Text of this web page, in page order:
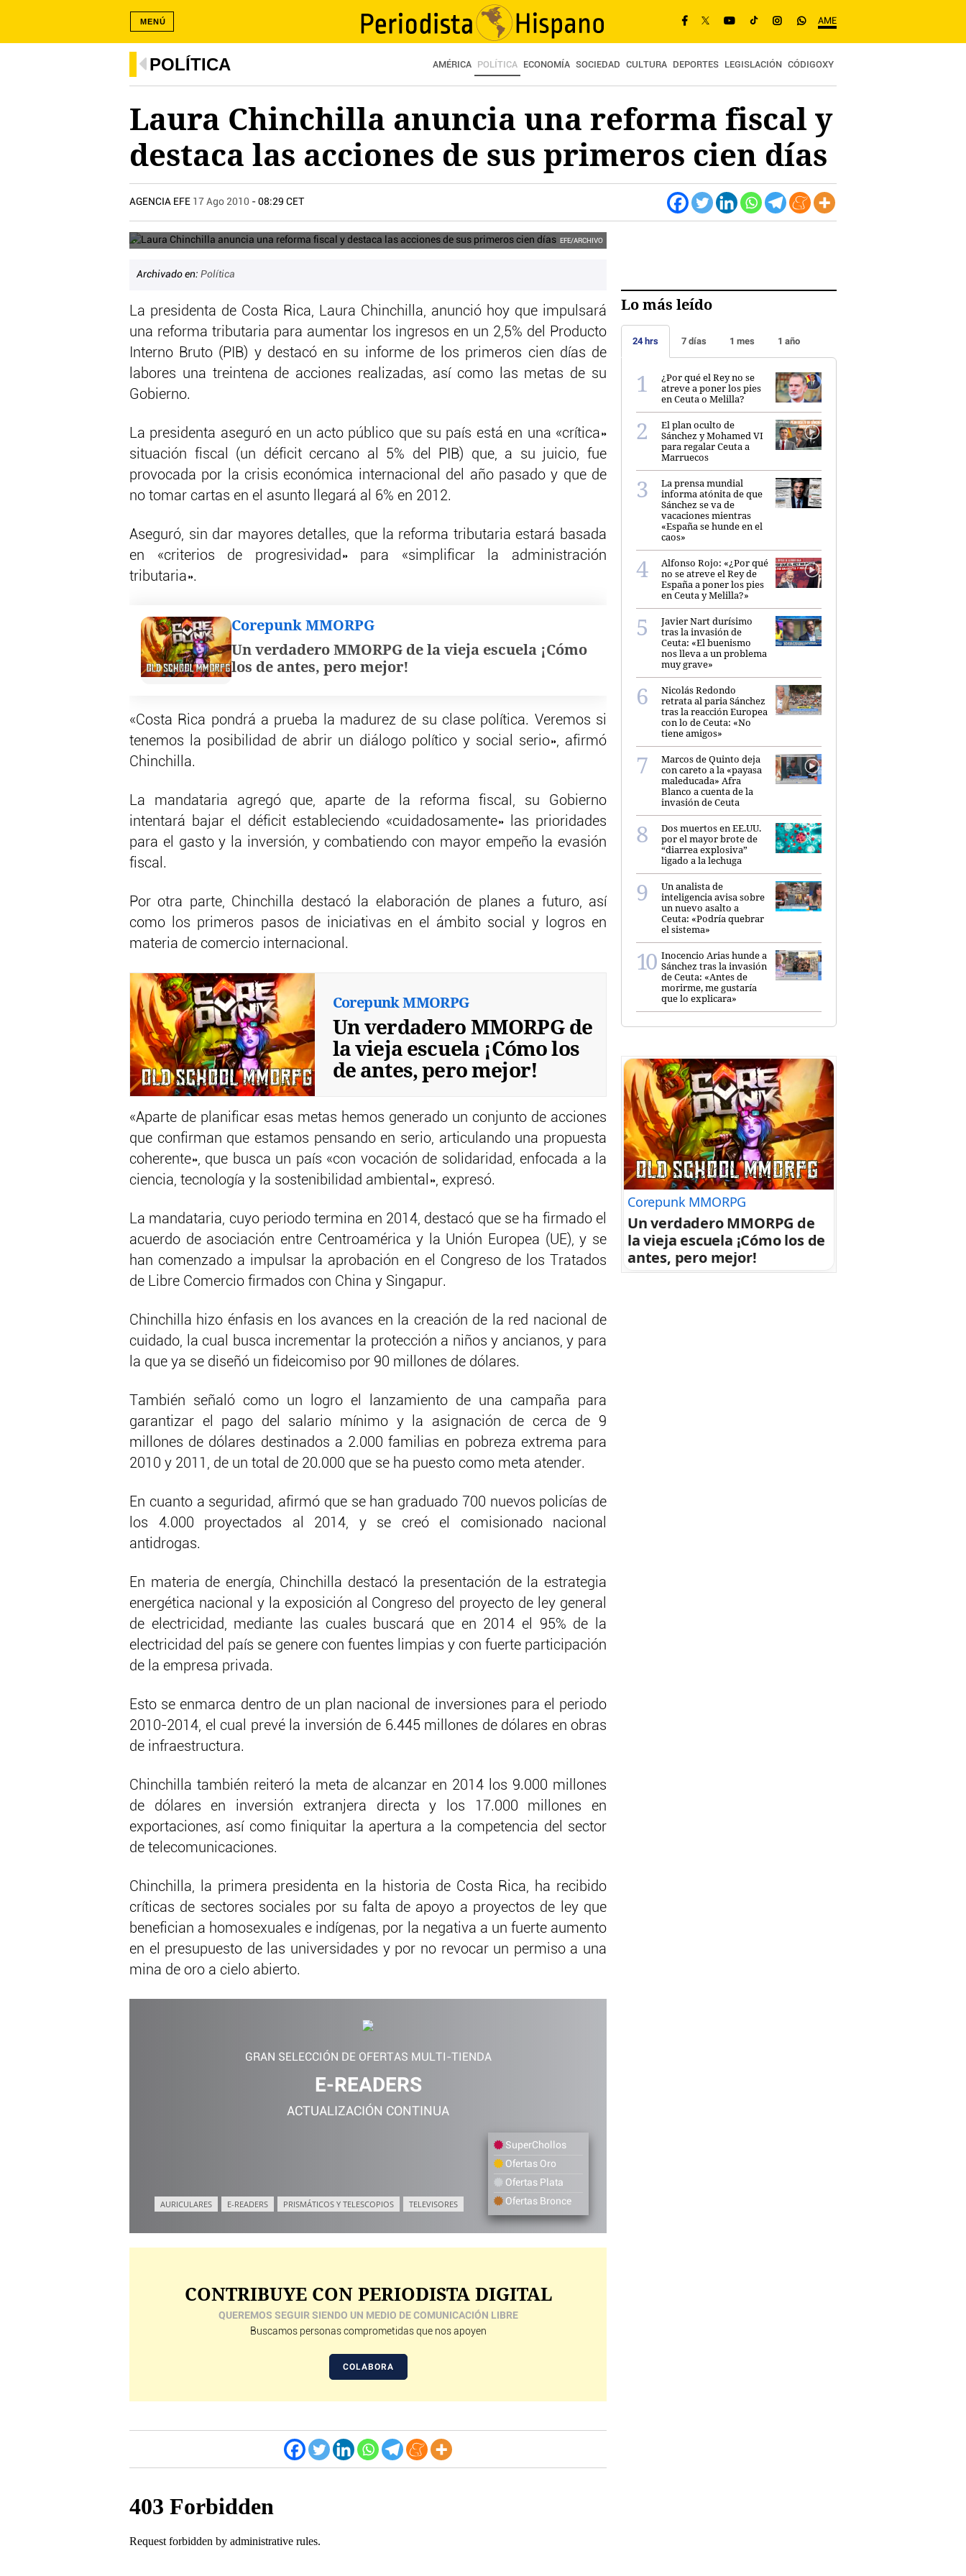
AME
MENÚ
POLÍTICA AMÉRICA POLÍTICA ECONOMÍA SOCIEDAD CULTURA DEPORTES LEGISLACIÓN CÓDIGOXY
Laura Chinchilla anuncia una reforma fiscal y
destaca las acciones de sus primeros cien días
AGENCIA EFE 17 Ago 2010 - 08:29 CET
. EFE/ARCHIVO
Archivado en: Política
La presidenta de Costa Rica, Laura Chinchilla, anunció hoy que impulsará
una reforma tributaria para aumentar los ingresos en un 2,5% del Producto
Interno Bruto (PIB) y destacó en su informe de los primeros cien días de
labores una treintena de acciones realizadas, así como las metas de su
Gobierno.
La presidenta aseguró en un acto público que su país está en una «crítica»
situación fiscal (un déficit cercano al 5% del PIB) que, a su juicio, fue
provocada por la crisis económica internacional del año pasado y que de
no tomar cartas en el asunto llegará al 6% en 2012.
Aseguró, sin dar mayores detalles, que la reforma tributaria estará basada
en «criterios de progresividad» para «simplificar la administración
tributaria».
Corepunk MMORPG
Un verdadero MMORPG de la vieja escuela ¡Cómo
los de antes, pero mejor!
«Costa Rica pondrá a prueba la madurez de su clase política. Veremos si
tenemos la posibilidad de abrir un diálogo político y social serio», afirmó
Chinchilla.
La mandataria agregó que, aparte de la reforma fiscal, su Gobierno
intentará bajar el déficit estableciendo «cuidadosamente» las prioridades
para el gasto y la inversión, y combatiendo con mayor empeño la evasión
fiscal.
Por otra parte, Chinchilla destacó la elaboración de planes a futuro, así
como los primeros pasos de iniciativas en el ámbito social y logros en
materia de comercio internacional.
Corepunk MMORPG
Un verdadero MMORPG de
la vieja escuela ¡Cómo los
de antes, pero mejor!
«Aparte de planificar esas metas hemos generado un conjunto de acciones
que confirman que estamos pensando en serio, articulando una propuesta
coherente», que busca un país «con vocación de solidaridad, enfocada a la
ciencia, tecnología y la sostenibilidad ambiental», expresó.
La mandataria, cuyo periodo termina en 2014, destacó que se ha firmado el
acuerdo de asociación entre Centroamérica y la Unión Europea (UE), y se
han comenzado a impulsar la aprobación en el Congreso de los Tratados
de Libre Comercio firmados con China y Singapur.
Chinchilla hizo énfasis en los avances en la creación de la red nacional de
cuidado, la cual busca incrementar la protección a niños y ancianos, y para
la que ya se diseñó un fideicomiso por 90 millones de dólares.
También señaló como un logro el lanzamiento de una campaña para
garantizar el pago del salario mínimo y la asignación de cerca de 9
millones de dólares destinados a 2.000 familias en pobreza extrema para
2010 y 2011, de un total de 20.000 que se ha puesto como meta atender.
En cuanto a seguridad, afirmó que se han graduado 700 nuevos policías de
los 4.000 proyectados al 2014, y se creó el comisionado nacional
antidrogas.
En materia de energía, Chinchilla destacó la presentación de la estrategia
energética nacional y la exposición al Congreso del proyecto de ley general
de electricidad, mediante las cuales buscará que en 2014 el 95% de la
electricidad del país se genere con fuentes limpias y con fuerte participación
de la empresa privada.
Esto se enmarca dentro de un plan nacional de inversiones para el periodo
2010-2014, el cual prevé la inversión de 6.445 millones de dólares en obras
de infraestructura.
Chinchilla también reiteró la meta de alcanzar en 2014 los 9.000 millones
de dólares en inversión extranjera directa y los 17.000 millones en
exportaciones, así como finiquitar la apertura a la competencia del sector
de telecomunicaciones.
Chinchilla, la primera presidenta en la historia de Costa Rica, ha recibido
críticas de sectores sociales por su falta de apoyo a proyectos de ley que
benefician a homosexuales e indígenas, por la negativa a un fuerte aumento
en el presupuesto de las universidades y por no revocar un permiso a una
mina de oro a cielo abierto.
GRAN SELECCIÓN DE OFERTAS MULTI-TIENDA
E-READERS
ACTUALIZACIÓN CONTINUA
AURICULARES E-READERS PRISMÁTICOS Y TELESCOPIOS TELEVISORES
SuperChollos
Ofertas Oro
Ofertas Plata
Ofertas Bronce
CONTRIBUYE CON PERIODISTA DIGITAL
QUEREMOS SEGUIR SIENDO UN MEDIO DE COMUNICACIÓN LIBRE
Buscamos personas comprometidas que nos apoyen
COLABORA
Lo más leído
24 hrs 7 días 1 mes 1 año
¿Por qué el Rey no se
atreve a poner los pies
en Ceuta o Melilla?
El plan oculto de
Sánchez y Mohamed VI
para regalar Ceuta a
Marruecos
La prensa mundial
informa atónita de que
Sánchez se va de
vacaciones mientras
«España se hunde en el
caos»
Alfonso Rojo: «¿Por qué
no se atreve el Rey de
España a poner los pies
en Ceuta y Melilla?»
Javier Nart durísimo
tras la invasión de
Ceuta: «El buenismo
nos lleva a un problema
muy grave»
Nicolás Redondo
retrata al paria Sánchez
tras la reacción Europea
con lo de Ceuta: «No
tiene amigos»
Marcos de Quinto deja
con careto a la «payasa
maleducada» Afra
Blanco a cuenta de la
invasión de Ceuta
Dos muertos en EE.UU.
por el mayor brote de
“diarrea explosiva”
ligado a la lechuga
Un analista de
inteligencia avisa sobre
un nuevo asalto a
Ceuta: «Podría quebrar
el sistema»
Inocencio Arias hunde a
Sánchez tras la invasión
de Ceuta: «Antes de
morirme, me gustaría
que lo explicara»
Corepunk MMORPG
Un verdadero MMORPG de
la vieja escuela ¡Cómo los de
antes, pero mejor!